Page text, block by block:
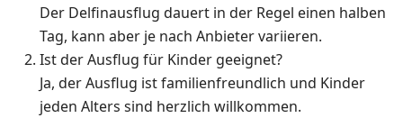
Der Delfinausflug dauert in der Regel einen halben
Tag, kann aber je nach Anbieter variieren.
Ist der Ausflug für Kinder geeignet?
Ja, der Ausflug ist familienfreundlich und Kinder
jeden Alters sind herzlich willkommen.